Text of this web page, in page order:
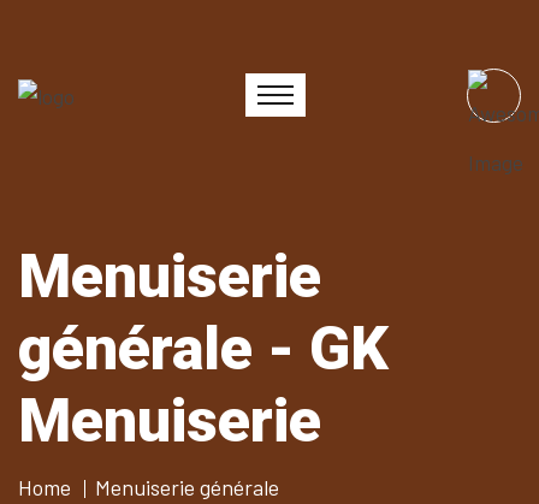
Menuiserie
générale - GK
Menuiserie
Home Menuiserie générale